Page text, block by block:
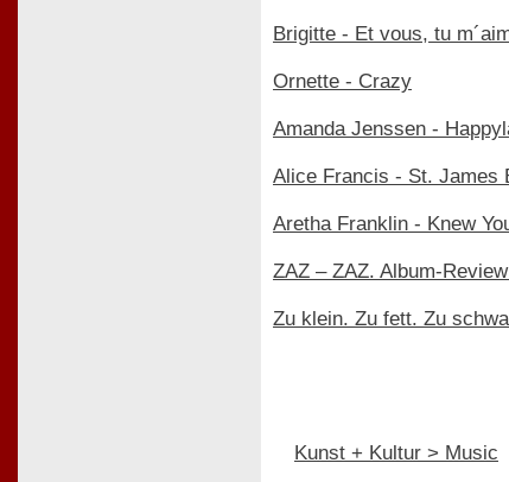
Brigitte - Et vous, tu
Ornette - Crazy
Amanda Jenssen -
Alice Francis - St. James
Aretha Franklin - Knew
ZAZ – ZAZ. Album-
Zu klein. Zu fett. Zu
Kunst + Kultur > Music